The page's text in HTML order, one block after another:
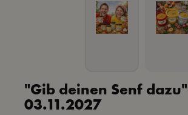
"Gib deinen Senf dazu"
03.11.2027